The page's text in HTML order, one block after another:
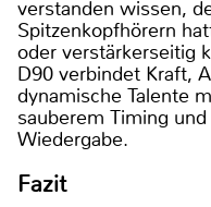
verstanden wissen,
Spitzenkopfhörern
oder verstärkerseitig
D90 verbindet Kraft,
dynamische Talente
sauberem Timing
Wiedergabe.
Fazit